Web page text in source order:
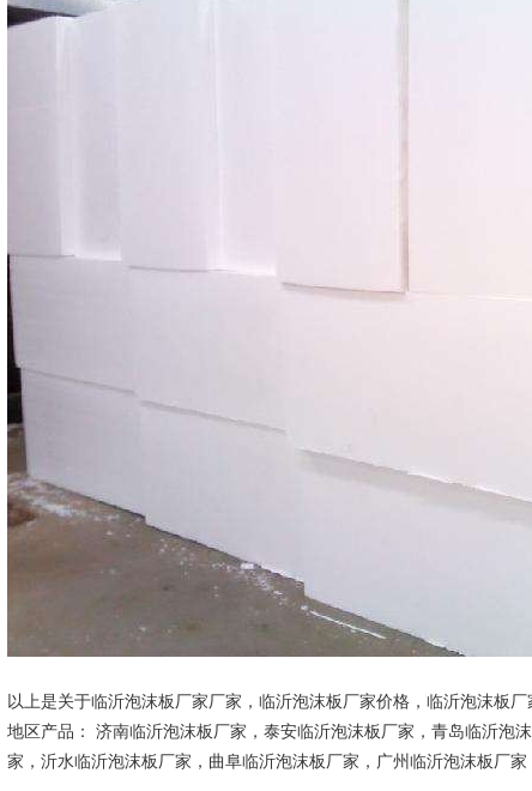
以上是关于临沂泡沫板厂家厂家，临沂泡沫板厂家价格，临沂泡沫板
地区产品： 济南临沂泡沫板厂家 ， 泰安临沂泡沫板厂家 ， 青岛临沂泡
家 ， 沂水临沂泡沫板厂家 ， 曲阜临沂泡沫板厂家 ， 广州临沂泡沫板厂家